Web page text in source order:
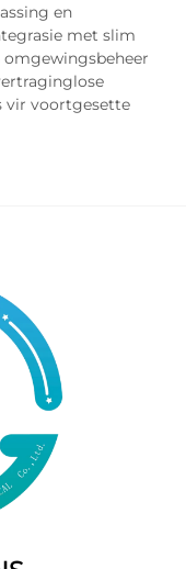
en
met slim
vir voortgesette